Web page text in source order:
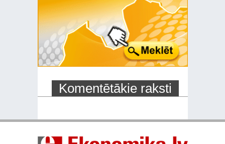
Komentētākie raksti